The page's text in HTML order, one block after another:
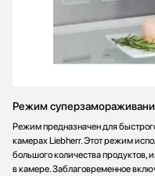
Режим
Режим предназначен для
камерах Liebherr. Этот режим
большого количества продуктов,
в камере. Заблаговременное